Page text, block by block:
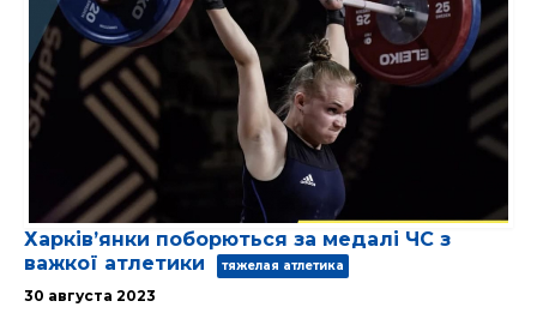
Харківʼянки поборються за медалі ЧС з
важкої атлетики
тяжелая атлетика
30 августа 2023